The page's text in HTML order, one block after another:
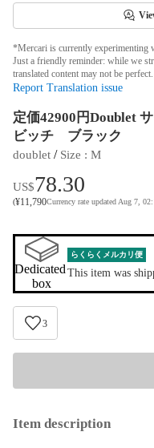
*Mercari is currently experimenting
Just a friendly reminder: while we
translated content may not be perfect.
Report Translation issue
定価42900円Doublet
ビッチ ブラック
doublet / Size : M
US$78.30
(¥11,790Currency rate updated Aug 7,
Dedicated
box
らくらくメルカリ便
This item was
3
Item description